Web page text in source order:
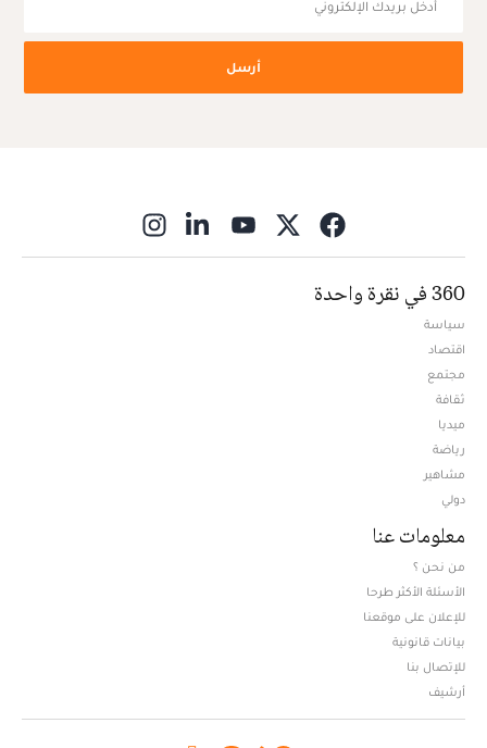
أرسل
360 في نقرة واحدة
سياسة
اقتصاد
مجتمع
ثقافة
ميديا
رياضة
مشاهير
دولي
معلومات عنا
من نحن ؟
الأسئلة الأكثر طرحا
للإعلان على موقعنا
بيانات قانونية
للإتصال بنا
أرشيف